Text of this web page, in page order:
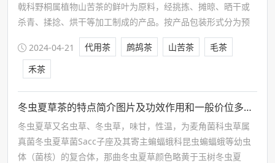
戟科野桐属植物山苦茶的鲜叶为原料，经挑拣、摊晾、晒干或
杀青、揉捻、烘干等加工制成的产品。按产品包装形式分为预
包装产品和散装产品。散装产品指无定型销售包装，包括仅捆
扎成茶叶团等非密闭包装的产品。
2024-04-21 代用茶 鹧鸪茶 山苦茶
毛茶
禾茶
冬虫夏草茶的特点简介图片及功效作用和一般价位多少钱一斤
冬虫夏草又名虫草、冬虫草，味甘，性温，为麦角菌科虫草属
真菌冬虫夏草菌Sacc子座及其寄主蝙蝠蛾科昆虫蝙蝠蛾等幼虫
体（菌核）的复合体，那曲冬虫夏草颜色略黄于玉树冬虫夏